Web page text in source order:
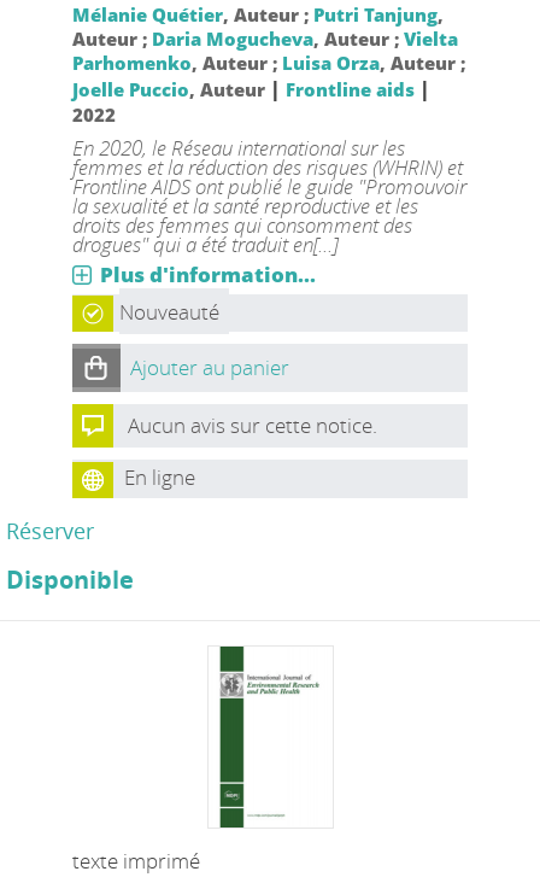
Mélanie Quétier, Auteur ; Putri Tanjung,
Auteur ; Daria Mogucheva, Auteur ; Vielta
Parhomenko, Auteur ; Luisa Orza, Auteur ;
Joelle Puccio, Auteur | Frontline aids|
2022
En 2020, le Réseau international sur les
femmes et la réduction des risques (WHRIN) et
Frontline AIDS ont publié le guide "Promouvoir
la sexualité et la santé reproductive et les
droits des femmes qui consomment des
drogues" qui a été traduit en[...]
Plus d'information...
Nouveauté
Ajouter au panier
Aucun avis sur cette notice.
En ligne
Réserver
Disponible
texte imprimé